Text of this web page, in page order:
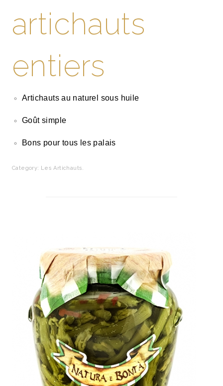
artichauts
entiers
Artichauts au naturel sous huile
Goût simple
Bons pour tous les palais
Category: Les Artichauts.